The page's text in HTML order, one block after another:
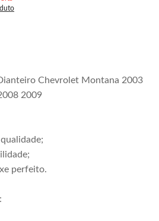
Chevrolet Montana 2003
2009
perfeito.